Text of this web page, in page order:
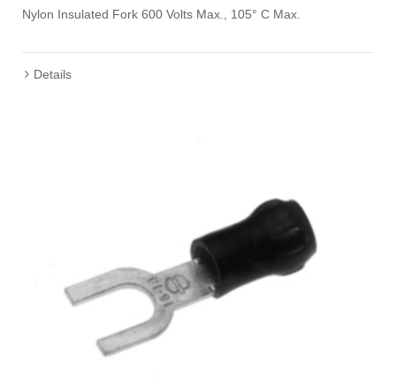
Nylon Insulated Fork 600 Volts Max., 105° C Max.
Details